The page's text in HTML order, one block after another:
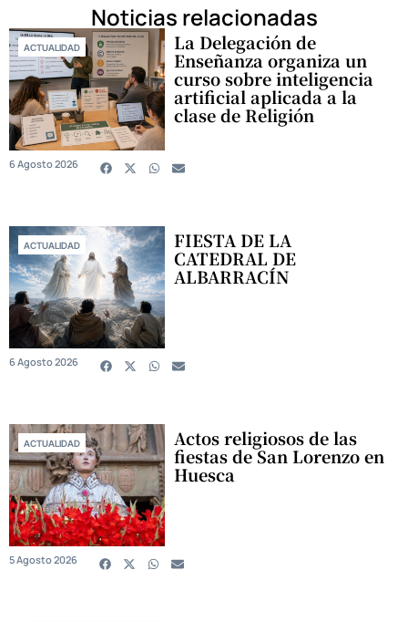
Noticias relacionadas
ACTUALIDAD La Delegación de
Enseñanza organiza un
curso sobre inteligencia
artificial aplicada a la
clase de Religión
6 Agosto 2026
ACTUALIDAD FIESTA DE LA
CATEDRAL DE
ALBARRACÍN
6 Agosto 2026
ACTUALIDAD Actos religiosos de las
fiestas de San Lorenzo en
Huesca
5 Agosto 2026